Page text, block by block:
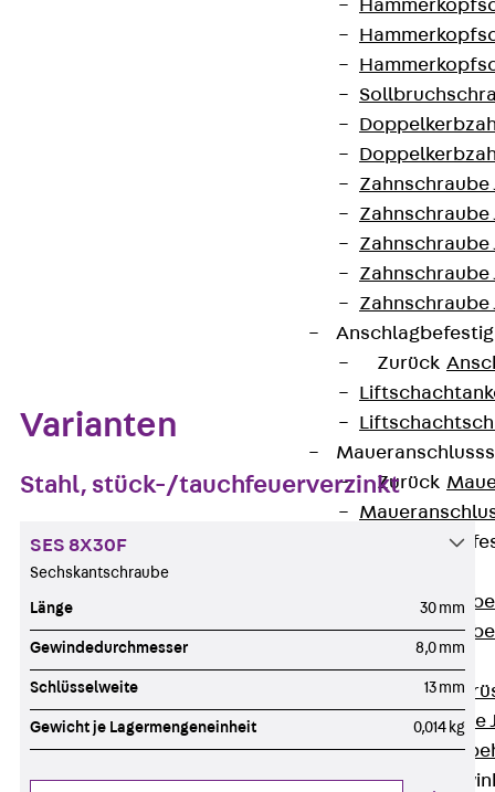
Zahnschraube
Zahnschraube
Zahnschraube
Zahnschraube
Zahnschraube
Zurück
Zurück
Gerüstschuhe
Zurück
Gerüstschuhe
Varianten
Stahl, stück-/tauchfeuerverzinkt
SES 8X30F
Sechskantschraube
Länge 30 mm
Gewindedurchmesser 8,0 mm
Schlüsselweite 13 mm
Gewicht je Lagermengeneinheit 0,014 kg